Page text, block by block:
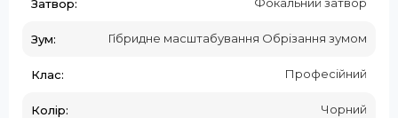
Затвор:
Зум: Гібридне масштабування Обрізання зумом
Клас: Професійний
Колір: Чорний